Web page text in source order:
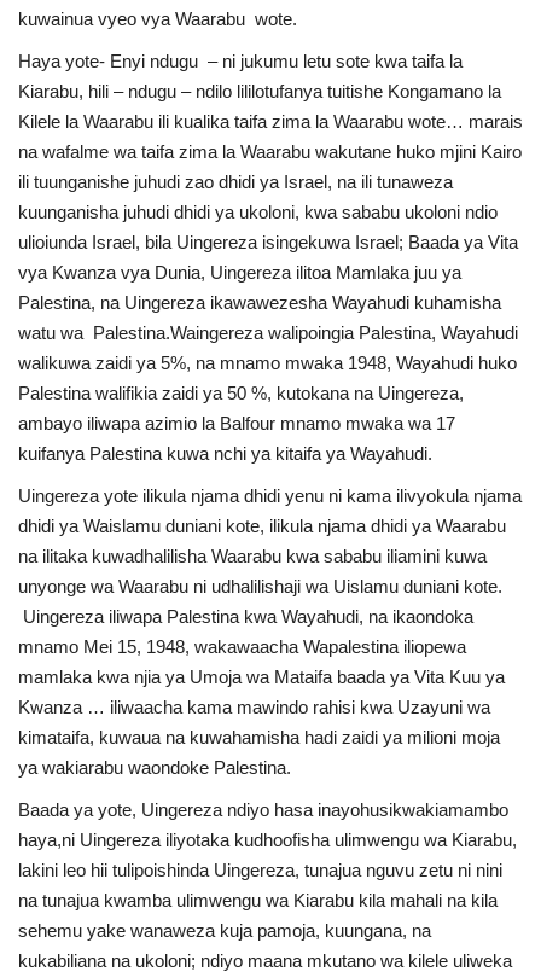
kuwainua vyeo vya Waarabu wote.
Haya yote- Enyi ndugu – ni jukumu letu sote kwa taifa la
Kiarabu, hili – ndugu – ndilo lililotufanya tuitishe Kongamano la
Kilele la Waarabu ili kualika taifa zima la Waarabu wote… marais
na wafalme wa taifa zima la Waarabu wakutane huko mjini Kairo
ili tuunganishe juhudi zao dhidi ya Israel, na ili tunaweza
kuunganisha juhudi dhidi ya ukoloni, kwa sababu ukoloni ndio
ulioiunda Israel, bila Uingereza isingekuwa Israel; Baada ya Vita
vya Kwanza vya Dunia, Uingereza ilitoa Mamlaka juu ya
Palestina, na Uingereza ikawawezesha Wayahudi kuhamisha
watu wa Palestina.Waingereza walipoingia Palestina, Wayahudi
walikuwa zaidi ya 5%, na mnamo mwaka 1948, Wayahudi huko
Palestina walifikia zaidi ya 50 %, kutokana na Uingereza,
ambayo iliwapa azimio la Balfour mnamo mwaka wa 17
kuifanya Palestina kuwa nchi ya kitaifa ya Wayahudi.
Uingereza yote ilikula njama dhidi yenu ni kama ilivyokula njama
dhidi ya Waislamu duniani kote, ilikula njama dhidi ya Waarabu
na ilitaka kuwadhalilisha Waarabu kwa sababu iliamini kuwa
unyonge wa Waarabu ni udhalilishaji wa Uislamu duniani kote.
Uingereza iliwapa Palestina kwa Wayahudi, na ikaondoka
mnamo Mei 15, 1948, wakawaacha Wapalestina iliopewa
mamlaka kwa njia ya Umoja wa Mataifa baada ya Vita Kuu ya
Kwanza … iliwaacha kama mawindo rahisi kwa Uzayuni wa
kimataifa, kuwaua na kuwahamisha hadi zaidi ya milioni moja
ya wakiarabu waondoke Palestina.
Baada ya yote, Uingereza ndiyo hasa inayohusikwakiamambo
haya,ni Uingereza iliyotaka kudhoofisha ulimwengu wa Kiarabu,
lakini leo hii tulipoishinda Uingereza, tunajua nguvu zetu ni nini
na tunajua kwamba ulimwengu wa Kiarabu kila mahali na kila
sehemu yake wanaweza kuja pamoja, kuungana, na
kukabiliana na ukoloni; ndiyo maana mkutano wa kilele uliweka